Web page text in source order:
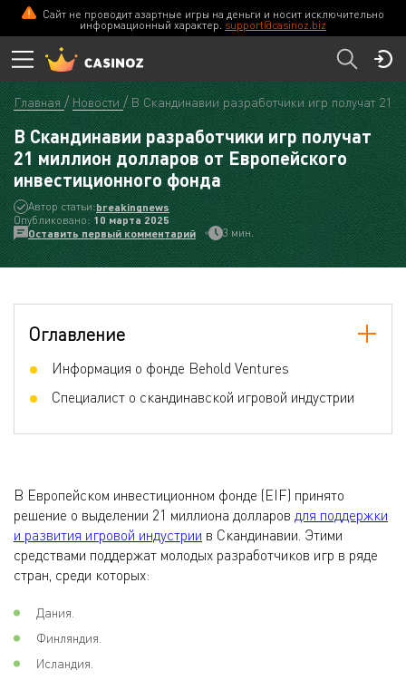
Сайт не проводит азартные игры на деньги и носит исключительно
информационный характер. support@casinoz.biz
Главная Новости В Скандинавии разработчики игр получат 21
В Скандинавии разработчики игр получат
21 миллион долларов от Европейского
инвестиционного фонда
Автор статьи:breakingnews
Опубликовано: 10 мартa 2025
Оставить первый комментарий
3 мин.
Оглавление
Информация о фонде Behold Ventures
Специалист о скандинавской игровой индустрии
В Европейском инвестиционном фонде (EIF) принято
решение о выделении 21 миллиона долларов для поддержки
и развития игровой индустрии в Скандинавии. Этими
средствами поддержат молодых разработчиков игр в ряде
стран, среди которых:
Дания.
Финляндия.
Исландия.